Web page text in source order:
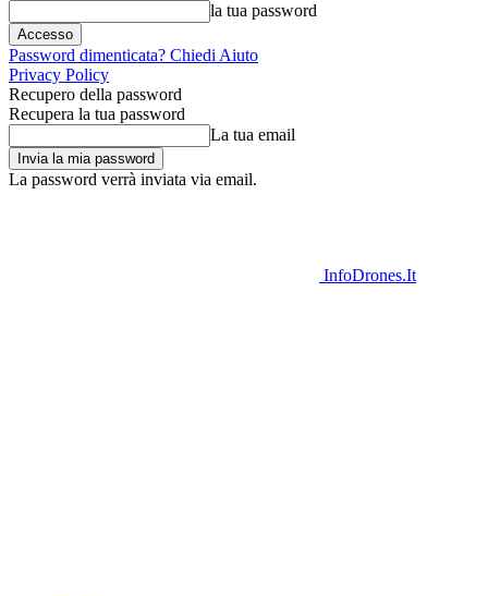
la tua password
Password dimenticata? Chiedi Aiuto
Privacy Policy
Recupero della password
Recupera la tua password
La tua email
La password verrà inviata via email.
InfoDrones.It